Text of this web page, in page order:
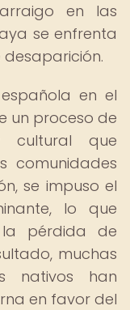
en las
se enfrenta
en el
un proceso de
cultural que
comunidades
se impuso el
lo que
pérdida de
muchas
nativos han
en favor del